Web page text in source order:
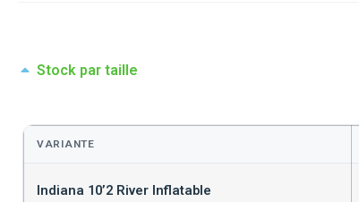
Stock par taille
VARIANTE
Indiana 10’2 River Inflatable